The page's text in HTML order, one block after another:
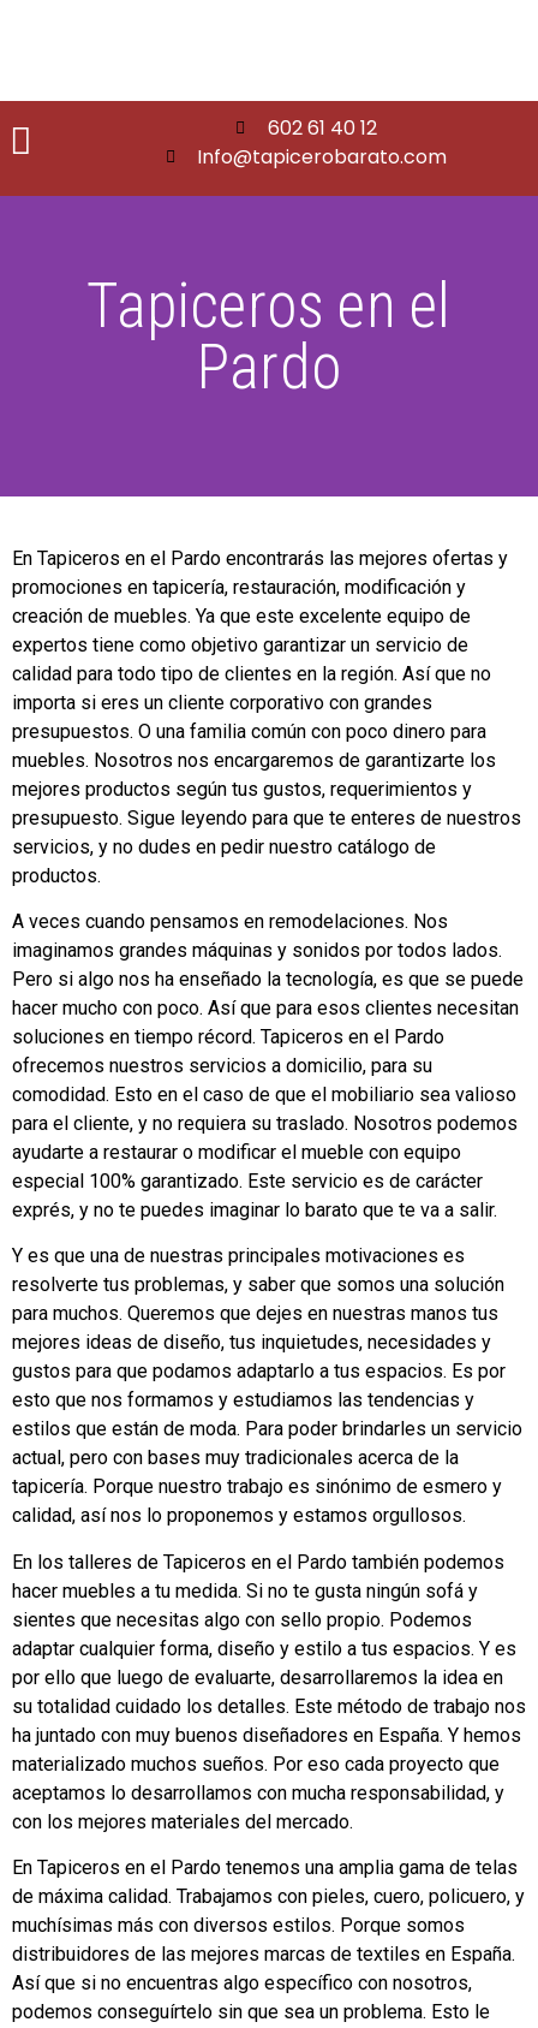
602 61 40 12
Info@tapicerobarato.com
Tapiceros en el
Pardo
En Tapiceros en el Pardo encontrarás las mejores ofertas y
promociones en tapicería, restauración, modificación y
creación de muebles. Ya que este excelente equipo de
expertos tiene como objetivo garantizar un servicio de
calidad para todo tipo de clientes en la región. Así que no
importa si eres un cliente corporativo con grandes
presupuestos. O una familia común con poco dinero para
muebles. Nosotros nos encargaremos de garantizarte los
mejores productos según tus gustos, requerimientos y
presupuesto. Sigue leyendo para que te enteres de nuestros
servicios, y no dudes en pedir nuestro catálogo de
productos.
A veces cuando pensamos en remodelaciones. Nos
imaginamos grandes máquinas y sonidos por todos lados.
Pero si algo nos ha enseñado la tecnología, es que se puede
hacer mucho con poco. Así que para esos clientes necesitan
soluciones en tiempo récord. Tapiceros en el Pardo
ofrecemos nuestros servicios a domicilio, para su
comodidad. Esto en el caso de que el mobiliario sea valioso
para el cliente, y no requiera su traslado. Nosotros podemos
ayudarte a restaurar o modificar el mueble con equipo
especial 100% garantizado. Este servicio es de carácter
exprés, y no te puedes imaginar lo barato que te va a salir.
Y es que una de nuestras principales motivaciones es
resolverte tus problemas, y saber que somos una solución
para muchos. Queremos que dejes en nuestras manos tus
mejores ideas de diseño, tus inquietudes, necesidades y
gustos para que podamos adaptarlo a tus espacios. Es por
esto que nos formamos y estudiamos las tendencias y
estilos que están de moda. Para poder brindarles un servicio
actual, pero con bases muy tradicionales acerca de la
tapicería. Porque nuestro trabajo es sinónimo de esmero y
calidad, así nos lo proponemos y estamos orgullosos.
En los talleres de Tapiceros en el Pardo también podemos
hacer muebles a tu medida. Si no te gusta ningún sofá y
sientes que necesitas algo con sello propio. Podemos
adaptar cualquier forma, diseño y estilo a tus espacios. Y es
por ello que luego de evaluarte, desarrollaremos la idea en
su totalidad cuidado los detalles. Este método de trabajo nos
ha juntado con muy buenos diseñadores en España. Y hemos
materializado muchos sueños. Por eso cada proyecto que
aceptamos lo desarrollamos con mucha responsabilidad, y
con los mejores materiales del mercado.
En Tapiceros en el Pardo tenemos una amplia gama de telas
de máxima calidad. Trabajamos con pieles, cuero, policuero, y
muchísimas más con diversos estilos. Porque somos
distribuidores de las mejores marcas de textiles en España.
Así que si no encuentras algo específico con nosotros,
podemos conseguírtelo sin que sea un problema. Esto le